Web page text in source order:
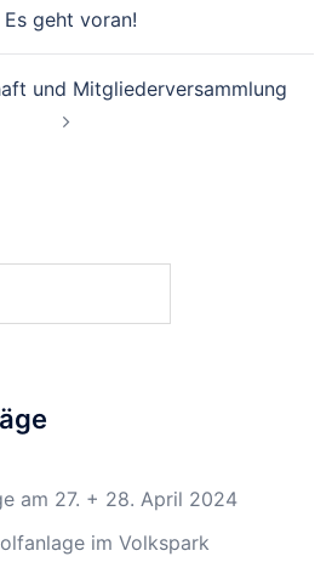
Es geht voran!
und Mitgliederversammlung
am 27. + 28. April 2024
im Volkspark